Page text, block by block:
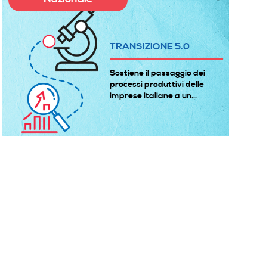
TRANSIZIONE 5.0
Sostiene il passaggio dei
processi produttivi delle
imprese italiane a un...